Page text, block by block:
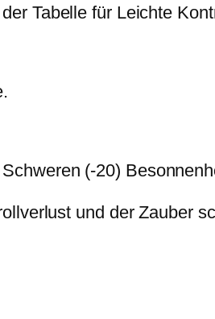
Tabelle für Leichte
(-20)
und der Zauber